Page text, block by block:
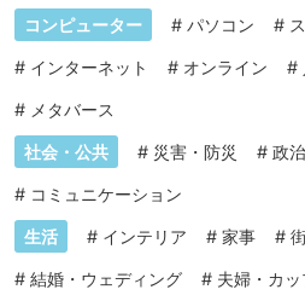
コンピューター # パソコン #
# インターネット # オンライン #
# メタバース
社会・公共 # 災害・防災 # 政
# コミュニケーション
生活 # インテリア # 家事 #
# 結婚・ウェディング # 夫婦・カ